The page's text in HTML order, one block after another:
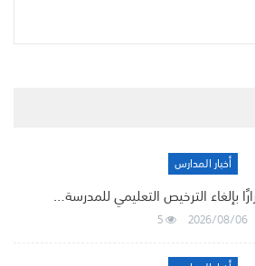
أخبار المدارس
بإلغاء الترخيص التعليمي للمدرسة…
2026/08/06
5